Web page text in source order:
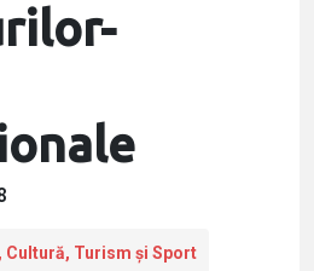
Cultură, Turism și Sport